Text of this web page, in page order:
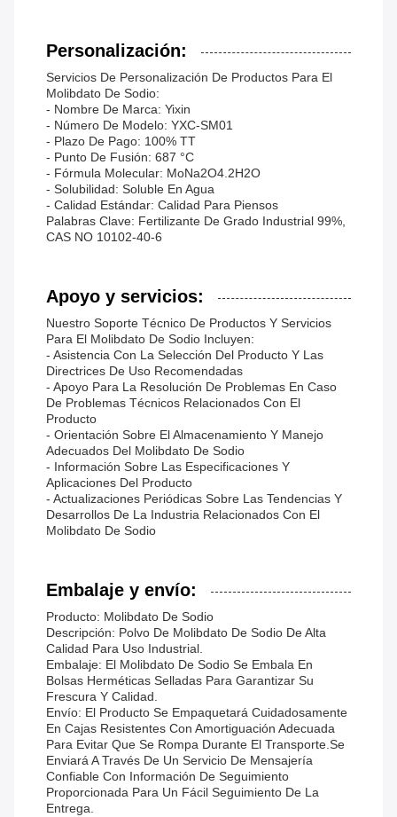
Personalización:
Servicios De Personalización De Productos Para El
Molibdato De Sodio:
- Nombre De Marca: Yixin
- Número De Modelo: YXC-SM01
- Plazo De Pago: 100% TT
- Punto De Fusión: 687 °C
- Fórmula Molecular: MoNa2O4.2H2O
- Solubilidad: Soluble En Agua
- Calidad Estándar: Calidad Para Piensos
Palabras Clave: Fertilizante De Grado Industrial 99%,
CAS NO 10102-40-6
Apoyo y servicios:
Nuestro Soporte Técnico De Productos Y Servicios
Para El Molibdato De Sodio Incluyen:
- Asistencia Con La Selección Del Producto Y Las
Directrices De Uso Recomendadas
- Apoyo Para La Resolución De Problemas En Caso
De Problemas Técnicos Relacionados Con El
Producto
- Orientación Sobre El Almacenamiento Y Manejo
Adecuados Del Molibdato De Sodio
- Información Sobre Las Especificaciones Y
Aplicaciones Del Producto
- Actualizaciones Periódicas Sobre Las Tendencias Y
Desarrollos De La Industria Relacionados Con El
Molibdato De Sodio
Embalaje y envío:
Producto: Molibdato De Sodio
Descripción: Polvo De Molibdato De Sodio De Alta
Calidad Para Uso Industrial.
Embalaje: El Molibdato De Sodio Se Embala En
Bolsas Herméticas Selladas Para Garantizar Su
Frescura Y Calidad.
Envío: El Producto Se Empaquetará Cuidadosamente
En Cajas Resistentes Con Amortiguación Adecuada
Para Evitar Que Se Rompa Durante El Transporte.Se
Enviará A Través De Un Servicio De Mensajería
Confiable Con Información De Seguimiento
Proporcionada Para Un Fácil Seguimiento De La
Entrega.